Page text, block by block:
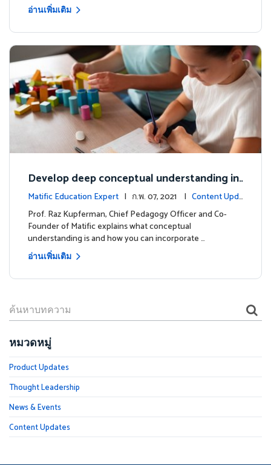
อ่านเพิ่มเติม
Develop deep conceptual understanding in
mathematics
Matific Education Expert | ก.พ. 07, 2021 | Content Upda
tes
Prof. Raz Kupferman, Chief Pedagogy Officer and Co-
Founder of Matific explains what conceptual
understanding is and how you can incorporate …
อ่านเพิ่มเติม
หมวดหมู่
Product Updates
Thought Leadership
News & Events
Content Updates